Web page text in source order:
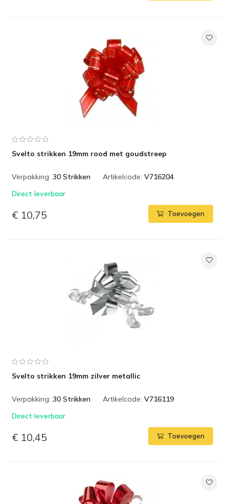
Svelto strikken 19mm rood met goudstreep
Verpakking: 30 Strikken Artikelcode: V716204
Direct leverbaar
€ 10,75 Toevoegen
Svelto strikken 19mm zilver metallic
Verpakking: 30 Strikken Artikelcode: V716119
Direct leverbaar
€ 10,45 Toevoegen